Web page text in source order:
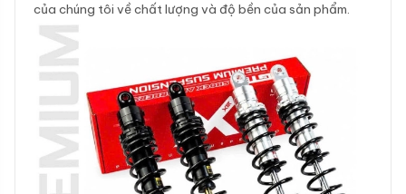
của chúng tôi về chất lượng và độ bền của sản phẩm.